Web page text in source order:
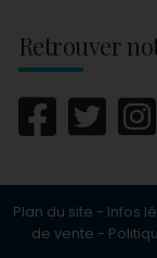
Retrouver
Plan du site - Infos
de vente -